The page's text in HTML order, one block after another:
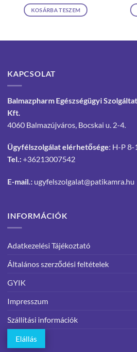
KOSÁRBA TESZEM
KAPCSOLAT
Balmazpharm Egészségügyi
Kft.
4060 Balmazújváros, Bocskai u. 2-4.
Ügyfélszolgálat elérhetősége: H-P 8-
Tel.:+36213007542
E-mail.: ugyfelszolgalat@patikamra.hu
INFORMÁCIÓK
Adatkezelési Tájékoztató
Általános szerződési feltételek
GYIK
Impresszum
Szállítási információk
Elállás